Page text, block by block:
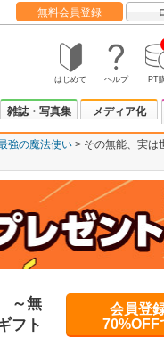
無料会員登録
はじめて ヘルプ PT
雑誌・写真集 メディア化
強の魔法使い
その無能、実は
～無
フト
会員登
70%OFF